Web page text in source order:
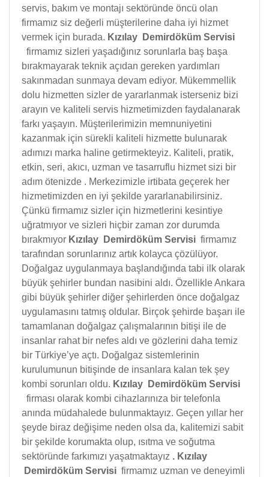
servis, bakım ve montajı sektöründe öncü olan
firmamız siz değerli müşterilerine daha iyi hizmet
vermek için burada. Kızılay Demirdöküm Servisi
firmamız sizleri yaşadığınız sorunlarla baş başa
bırakmayarak teknik açıdan gereken yardımları
sakınmadan sunmaya devam ediyor. Mükemmellik
dolu hizmetten sizler de yararlanmak isterseniz bizi
arayın ve kaliteli servis hizmetimizden faydalanarak
farkı yaşayın. Müşterilerimizin memnuniyetini
kazanmak için sürekli kaliteli hizmette bulunarak
adımızı marka haline getirmekteyiz. Kaliteli, pratik,
etkin, seri, akıcı, uzman ve tasarruflu hizmet sizi bir
adım ötenizde . Merkezimizle irtibata geçerek her
hizmetimizden en iyi şekilde yararlanabilirsiniz.
Çünkü firmamız sizler için hizmetlerini kesintiye
uğratmıyor ve sizleri hiçbir zaman zor durumda
bırakmıyor Kızılay Demirdöküm Servisi firmamız
tarafından sorunlarınız artık kolayca çözülüyor.
Doğalgaz uygulanmaya başlandığında tabi ilk olarak
büyük şehirler bundan nasibini aldı. Özellikle Ankara
gibi büyük şehirler diğer şehirlerden önce doğalgaz
uygulamasını tatmış oldular. Birçok şehirde başarı ile
tamamlanan doğalgaz çalışmalarının bitişi ile de
insanlar rahat bir nefes aldı ve gözlerini daha temiz
bir Türkiye’ye açtı. Doğalgaz sistemlerinin
kurulumunun bitişinde de insanlara kalan tek şey
kombi sorunları oldu. Kızılay Demirdöküm Servisi
firması olarak kombi cihazlarınıza bir telefonla
anında müdahalede bulunmaktayız. Geçen yıllar her
şeyde biraz değişime neden olsa da, kalitemizi sabit
bir şekilde korumakta olup, ısıtma ve soğutma
sektöründe farkımızı yaşatmaktayız . Kızılay
Demirdöküm Servisi firmamız uzman ve deneyimli